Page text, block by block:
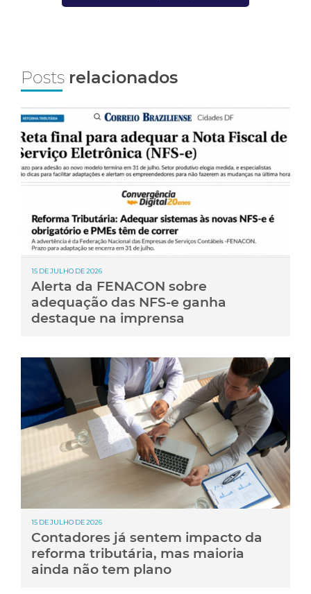
Posts relacionados
15 DE JULHO DE 2026
Alerta da FENACON sobre
adequação das NFS-e ganha
destaque na imprensa
15 DE JULHO DE 2026
Contadores já sentem impacto da
reforma tributária, mas maioria
ainda não tem plano